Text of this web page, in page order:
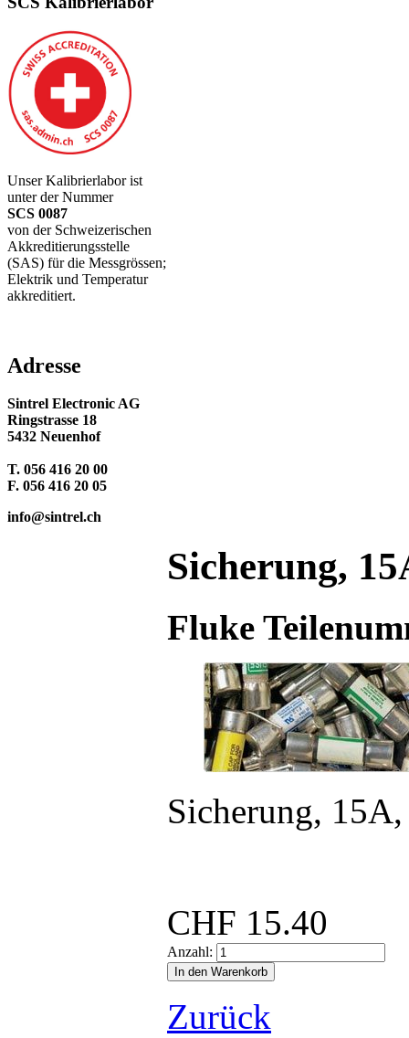
Unser Kalibrierlabor ist
unter der Nummer
SCS 0087
von der Schweizerischen
Akkreditierungsstelle
(SAS) für die Messgrössen;
Elektrik und Temperatur
akkreditiert.
Adresse
Sintrel Electronic AG
Ringstrasse 18
5432 Neuenhof
T. 056 416 20 00
F. 056 416 20 05
info@sintrel.ch
Sicherung,
Fluke
Sicherung,
CHF 15.40
Anzahl:
Zurück